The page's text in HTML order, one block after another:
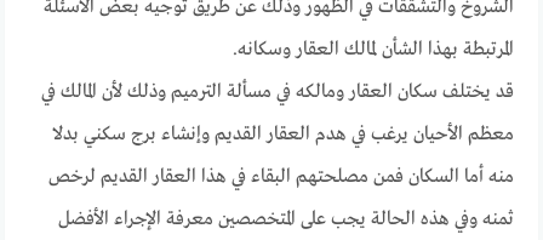
الشروخ والتشققات في الظهور وذلك عن طريق توجيه بعض الأسئلة
المرتبطة بهذا الشأن لمالك العقار وسكانه.
قد يختلف سكان العقار ومالكه في مسألة الترميم وذلك لأن المالك في
معظم الأحيان يرغب في هدم العقار القديم وإنشاء برج سكني بدلا
منه أما السكان فمن مصلحتهم البقاء في هذا العقار القديم لرخص
ثمنه وفي هذه الحالة يجب على المتخصصين معرفة الإجراء الأفضل